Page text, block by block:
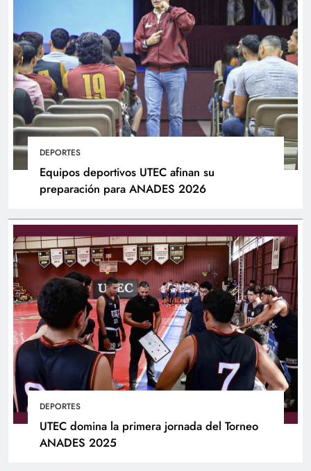
DEPORTES
Equipos deportivos UTEC afinan su
preparación para ANADES 2026
DEPORTES
UTEC domina la primera jornada del Torneo
ANADES 2025